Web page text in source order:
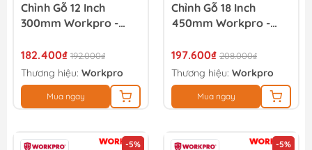
Chỉnh Gỗ 12 Inch
300mm Workpro -
182.400₫ 192.000₫
Thương hiệu: Workpro
Mua ngay
Chỉnh Gỗ 18 Inch
450mm Workpro -
197.600₫ 208.000₫
Thương hiệu: Workpro
Mua ngay
-5% -5%